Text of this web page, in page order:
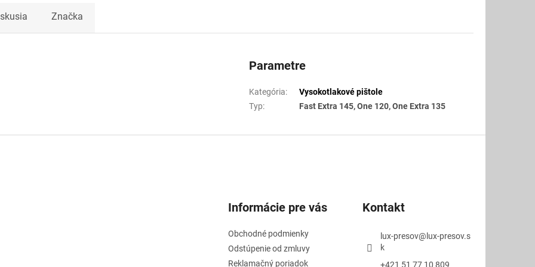
38 × 27 × 29 cm (V×Š×H), hmotnosť 5,6 kg
Značka
Parametre
Kategória:
Vysokotlakové pištole
Typ: Fast Extra 145, One 120, One Extra 135
Informácie pre vás
Obchodné podmienky
Odstúpenie od zmluvy
Reklamačný poriadok
Kontakt
lux-presov@ lux-presov.s
k
+421 51 77 10 809